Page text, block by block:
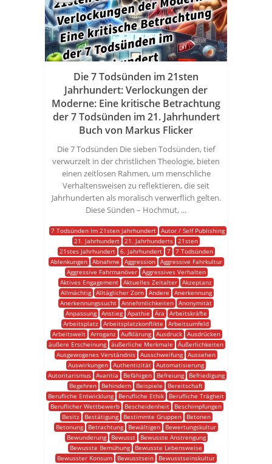
Die 7 Todsünden im 21sten
Jahrhundert: Verlockungen der
Moderne: Eine kritische Betrachtung
der 7 Todsünden im 21. Jahrhundert
Buch von Markus Flicker
Die 7 Todsünden Die sieben Todsünden, tief
verwurzelt in der christlichen Theologie, bieten
einen zeitlosen Rahmen, um menschliche
Verhaltensweisen zu reflektieren, die seit
Jahrhunderten als moralisch verwerflich gelten.
Diese Sünden – Hochmut, ...
7 Todsünden Im 21sten Jahrhundert
Autor / Self Publishing
21. Jahrhundert 21. Jahrhunderts 21sten
21stes Jahrhundert
6. Jahrhundert 7
7 Todsünden
Ablenkungen
Abnahme Aggression
Aggressive Fahrkultur
Aggressive Fahrmanöver
Aggressives Verhalten
Aktives Engagement Aktuelles Zeitalter Akzeptanz
Allmächtig
Alltäglicher Zorn Andere
Anerkennung
Anerkennungssucht Annehmlichkeiten Anonymität
Anpassung
Anstieg Apathie Ära
Arbeitskräfte
Arbeitsplatz Arbeitsplatzkonflikte
Arbeitsumfeld
Arbeitswelt
Arroganz Aufklärung Ausdruck
Ausdrücken
äußere Erscheinung äußerliche Merkmale
Äußerlichkeiten
Ausgewogenes Verständnis Ausschweifung Aussehen
Auswirkungen Authentizität Automatisierung
Autoritarismus
Avaritia Befähigen Befreiung
Befriedigung
Begehren
Behindern Beispiele
Bereitschaft
Berufliche Entwicklung
Berufliche Ethik
Berufliche Trägheit
Beruflicher Wettbewerb
Bescheidenheit
Beschimpfungen
Besitz
Bestätigung Bestimmte Gruppen
Betonen
Betonung
Betrachtung Bewältigen
Bewertungskultur
Bewunderung
Bewusst
Bewusste Anstrengung
Bewusste Bemühung
Bewusste Lebensweise
Bewusster Konsum
Bewusstsein Bewusstseinskultur